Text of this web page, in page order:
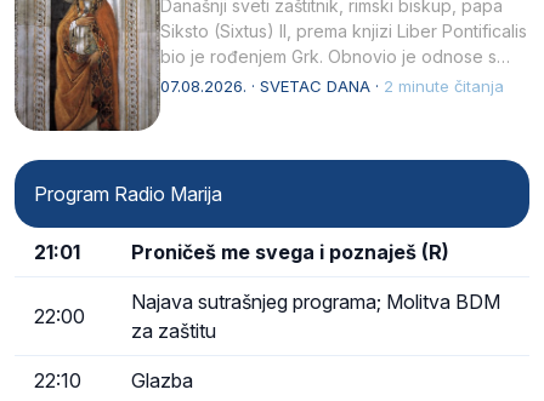
Današnji sveti zaštitnik, rimski biskup, papa
Siksto (Sixtus) II, prema knjizi Liber Pontificalis
bio je rođenjem Grk. Obnovio je odnose s
afričkim…
07.08.2026. · SVETAC DANA · 2 minute čitanja
Program Radio Marija
21:01 Proničeš me svega i poznaješ (R)
22:00
Najava sutrašnjeg programa; Molitva BDM
za zaštitu
22:10 Glazba